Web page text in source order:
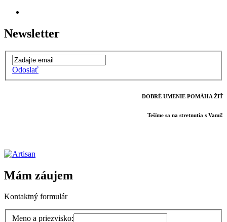
Newsletter
Odoslať
DOBRÉ UMENIE POMÁHA ŽIŤ
Tešíme sa na stretnutia s Vami!
Mám záujem
Kontaktný formulár
Meno a priezvisko: